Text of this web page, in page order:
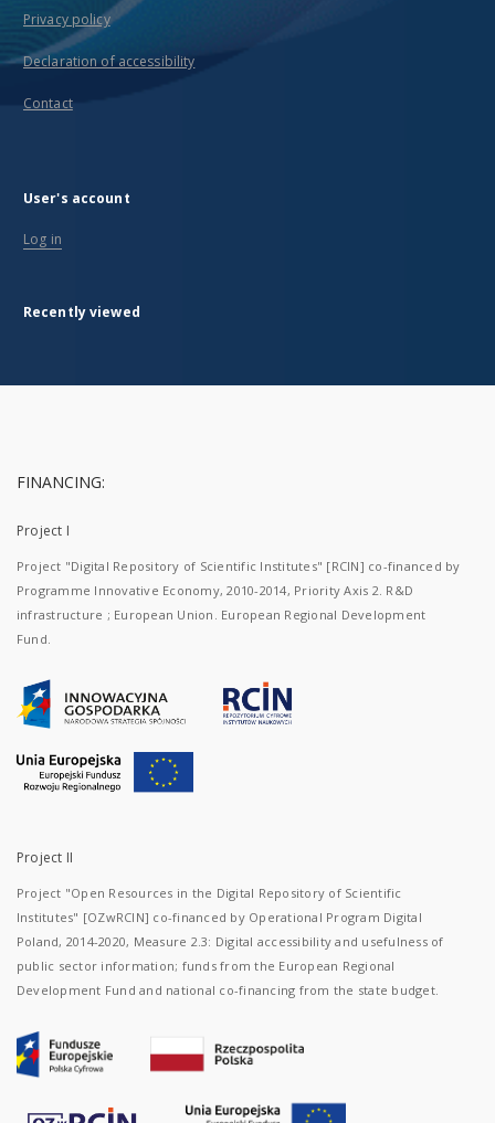
Privacy policy
Declaration of accessibility
Contact
User's account
Log in
Recently viewed
FINANCING:
Project I
Project "Digital Repository of Scientific Institutes" [RCIN] co-financed by
Programme Innovative Economy, 2010-2014, Priority Axis 2. R&D
infrastructure ; European Union. European Regional Development
Fund.
Project II
Project "Open Resources in the Digital Repository of Scientific
Institutes" [OZwRCIN] co-financed by Operational Program Digital
Poland, 2014-2020, Measure 2.3: Digital accessibility and usefulness of
public sector information; funds from the European Regional
Development Fund and national co-financing from the state budget.